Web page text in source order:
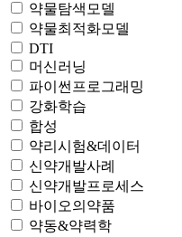
약물탐색모델
약물최적화모델
DTI
머신러닝
파이썬프로그래밍
강화학습
합성
약리시험&데이터
신약개발사례
신약개발프로세스
바이오의약품
약동&약력학